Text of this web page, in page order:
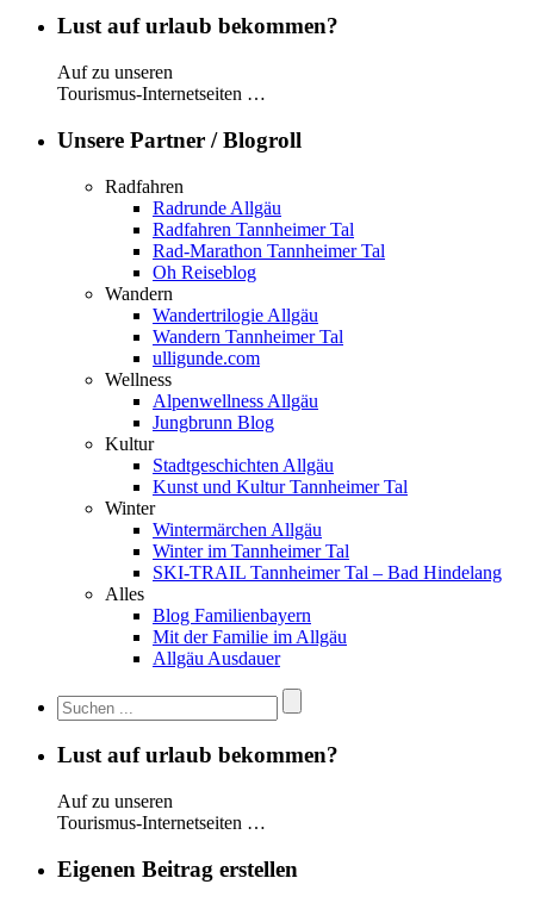
Lust auf urlaub bekommen?
Auf zu unseren
Tourismus-Internetseiten …
Unsere Partner / Blogroll
Radfahren
Radrunde Allgäu
Radfahren Tannheimer Tal
Rad-Marathon Tannheimer Tal
Oh Reiseblog
Wandern
Wandertrilogie Allgäu
Wandern Tannheimer Tal
ulligunde.com
Wellness
Alpenwellness Allgäu
Jungbrunn Blog
Kultur
Stadtgeschichten Allgäu
Kunst und Kultur Tannheimer Tal
Winter
Wintermärchen Allgäu
Winter im Tannheimer Tal
SKI-TRAIL Tannheimer Tal – Bad Hindelang
Alles
Blog Familienbayern
Mit der Familie im Allgäu
Allgäu Ausdauer
Lust auf urlaub bekommen?
Auf zu unseren
Tourismus-Internetseiten …
Eigenen Beitrag erstellen